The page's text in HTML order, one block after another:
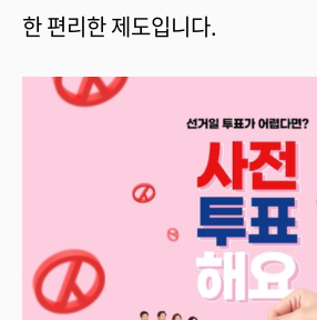
한 편리한 제도입니다.